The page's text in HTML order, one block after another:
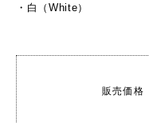
・ 白（White）
販売価格